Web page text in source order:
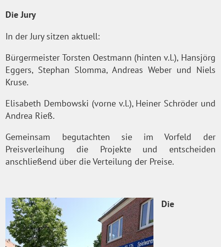
Die Jury
In der Jury sitzen aktuell:
Bürgermeister Torsten Oestmann (hinten v.l.), Hansjörg
Eggers, Stephan Slomma, Andreas Weber und Niels
Kruse.
Elisabeth Dembowski (vorne v.l.), Heiner Schröder und
Andrea Rieß.
Gemeinsam begutachten sie im Vorfeld der
Preisverleihung die Projekte und entscheiden
anschließend über die Verteilung der Preise.
Die